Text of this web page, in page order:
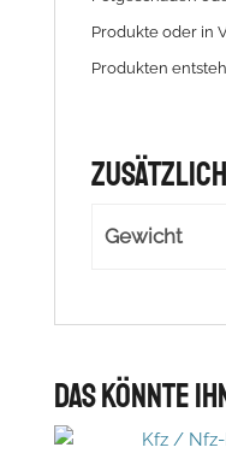
Produkte oder in
Produkten
Gewicht
Das könnte